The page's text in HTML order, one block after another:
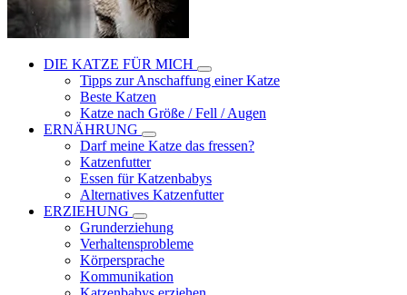
DIE KATZE FÜR MICH
Tipps zur Anschaffung einer Katze
Beste Katzen
Katze nach Größe / Fell / Augen
ERNÄHRUNG
Darf meine Katze das fressen?
Katzenfutter
Essen für Katzenbabys
Alternatives Katzenfutter
ERZIEHUNG
Grunderziehung
Verhaltensprobleme
Körpersprache
Kommunikation